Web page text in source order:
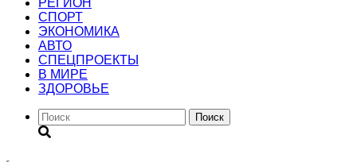
РЕГИОН
CПОРТ
ЭКОНОМИКА
АВТО
СПЕЦПРОЕКТЫ
В МИРЕ
ЗДОРОВЬЕ
Поиск